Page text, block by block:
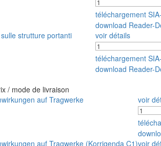
téléchargement
download Reader-
strutture portanti voir détails
téléchargement
download Reader-
/ mode de livraison
auf Tragwerke voir
auf Tragwerke (Korrigenda C1)voir